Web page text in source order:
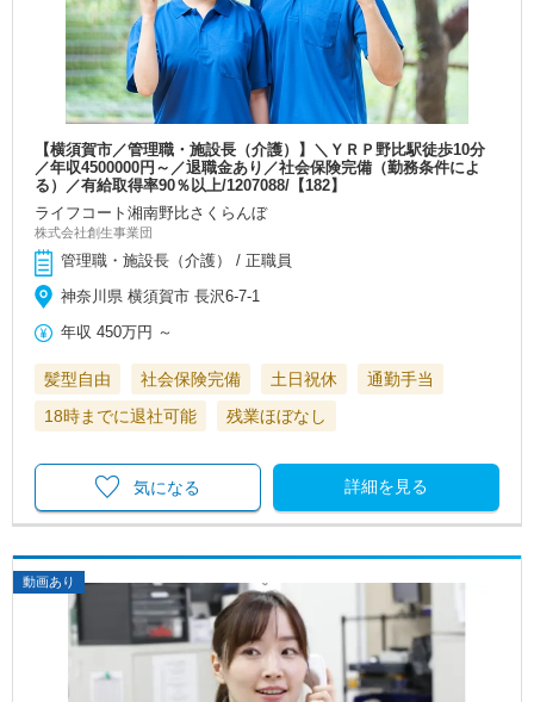
【横須賀市／管理職・施設長（介護）】＼ＹＲＰ野比駅徒歩10分
／年収4500000円～／退職金あり／社会保険完備（勤務条件によ
る）／有給取得率90％以上/1207088/【182】
ライフコート湘南野比さくらんぼ
株式会社創生事業団
管理職・施設長（介護） / 正職員
神奈川県 横須賀市 長沢6-7-1
年収 450万円 ～
髪型自由 社会保険完備 土日祝休
通勤手当
18時までに退社可能
残業ほぼなし
詳細を見る
気になる
動画あり